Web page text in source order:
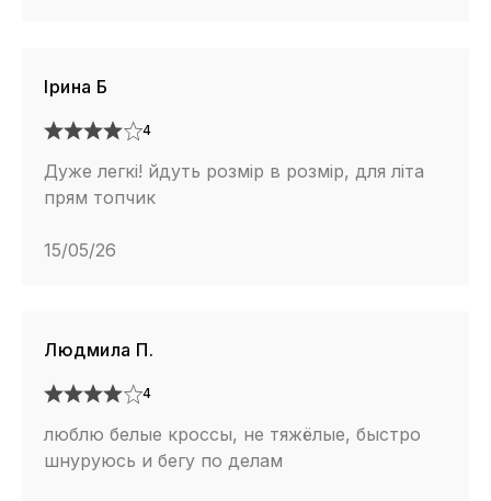
Ірина Б
4
Дуже легкі! йдуть розмір в розмір, для літа
прям топчик
15/05/26
Людмила П.
4
люблю белые кроссы, не тяжёлые, быстро
шнуруюсь и бегу по делам